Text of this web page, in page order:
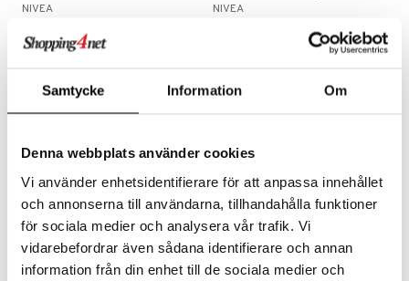
Samtycke Information Om
Denna webbplats använder cookies
Vi använder enhetsidentifierare för att anpassa innehållet
och annonserna till användarna, tillhandahålla funktioner
för sociala medier och analysera vår trafik. Vi
vidarebefordrar även sådana identifierare och annan
information från din enhet till de sociala medier och
NIVEA
25 kr
NIVEA